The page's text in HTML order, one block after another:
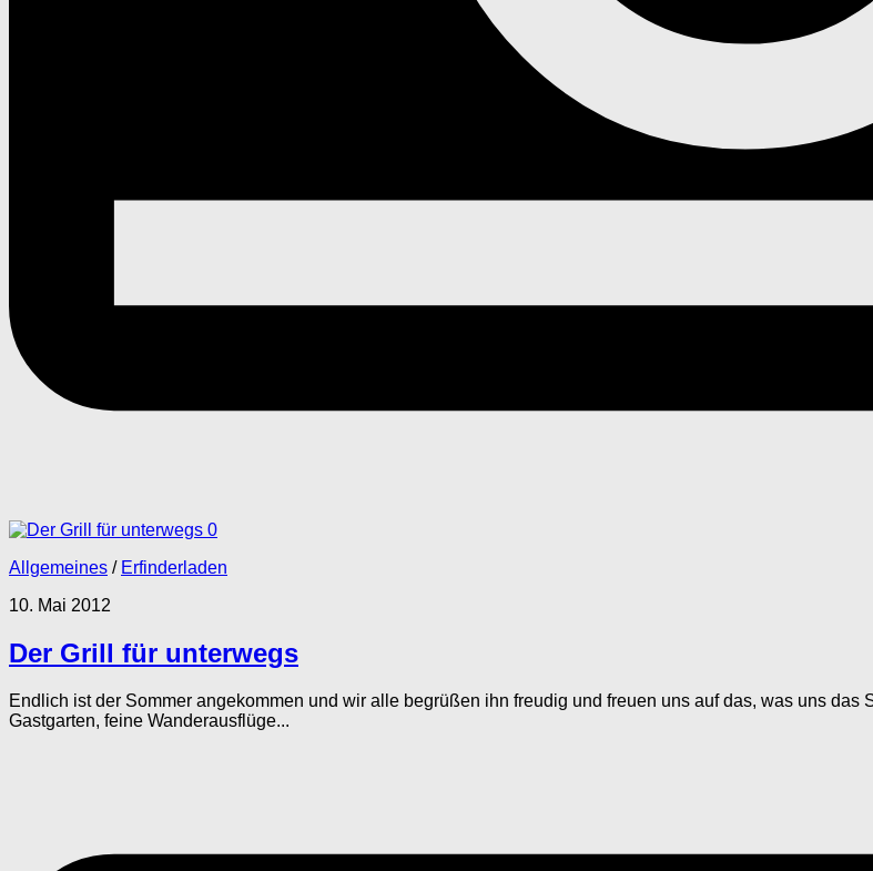
0
Allgemeines / Erfinderladen
10. Mai 2012
Der Grill für unterwegs
Endlich ist der Sommer angekommen und wir alle begrüßen ihn freudig und freuen uns auf das, was uns
Gastgarten, feine Wanderausflüge...